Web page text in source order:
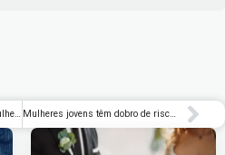
HPV: mais de 36 milhões de mulheres não fazem exame preventivo, diz estudo Mulheres jovens têm dobro de risco de câncer do que homens, diz estudo